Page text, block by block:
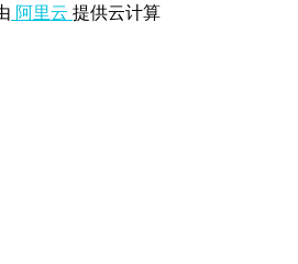
阿里云 提供云计算